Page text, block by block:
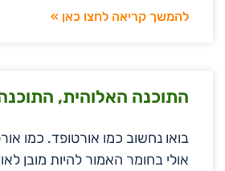
להמשך קריאה לחצו כאן »
התוכנה האלוהית,
בואו נחשוב כמו אורטופד. כמו
אולי בחומר האמור להיות מובן